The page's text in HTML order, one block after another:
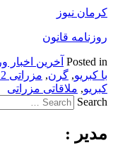
کرمان نیوز
روزنامه قانون
Posted in آخرین اخبار
با کبریو, گرن, مزراتی 2012
کبریو, ملاقاتی مزراتی
Search
مدیر :